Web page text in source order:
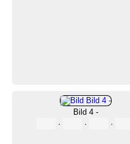
Bild 4 -
·
· ·